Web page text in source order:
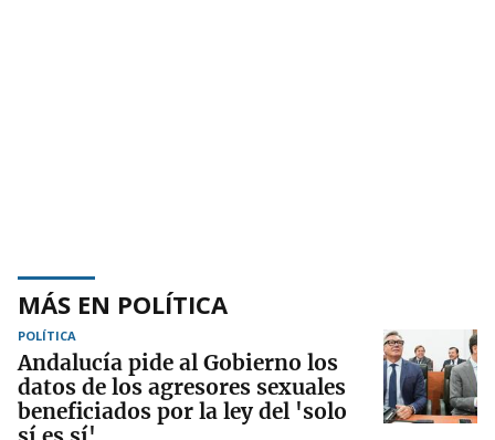
MÁS EN POLÍTICA
POLÍTICA
Andalucía pide al Gobierno los
datos de los agresores sexuales
beneficiados por la ley del 'solo